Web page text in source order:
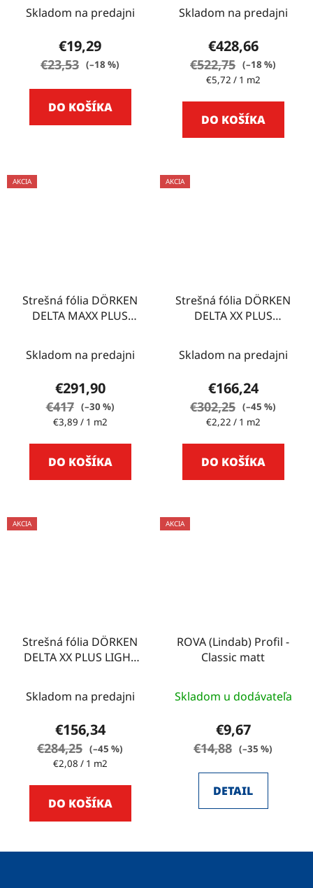
Skladom na predajni
€19,29
€23,53 (–18 %)
DO KOŠÍKA
Skladom na predajni
€428,66
€522,75 (–18 %)
Jednotková
€5,72 / 1 m2
DO KOŠÍKA
AKCIA
Strešná fólia DÖRKEN
DELTA MAXX PLUS
Skladom na predajni
€291,90
€417 (–30 %)
Jednotková
€3,89 / 1 m2
DO KOŠÍKA
AKCIA
Strešná fólia DÖRKEN
DELTA XX PLUS
Skladom na predajni
€166,24
€302,25 (–45 %)
Jednotková
€2,22 / 1 m2
DO KOŠÍKA
AKCIA
Strešná fólia DÖRKEN
DELTA XX PLUS LIGHT
Skladom na predajni
€156,34
€284,25 (–45 %)
Jednotková
€2,08 / 1 m2
DO KOŠÍKA
AKCIA
ROVA (Lindab) Profil -
Classic matt
Skladom u dodávateľa
€9,67
€14,88 (–35 %)
DETAIL